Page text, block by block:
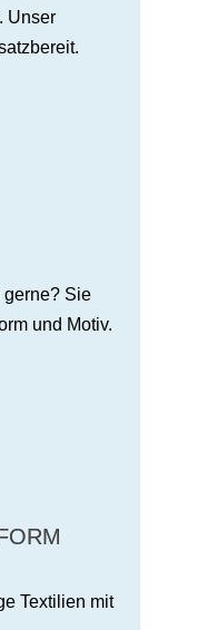
Unser
gerne? Sie
und Motiv.
Textilien mit